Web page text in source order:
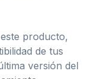
producto,
de tus
versión del